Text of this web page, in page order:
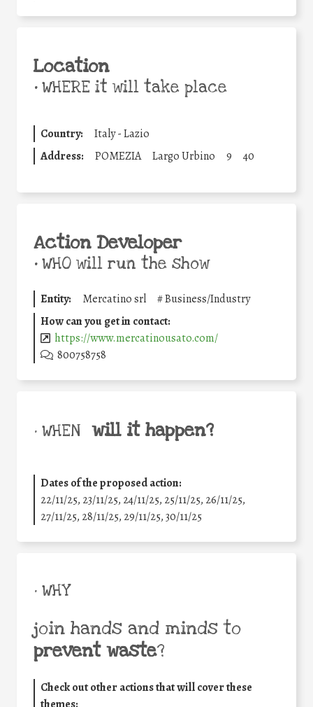
Location
•WHERE it will take place
Country:
Italy - Lazio
Address:
POMEZIA Largo Urbino 9 40
Action Developer
•WHO will run the show
Entity: Mercatino srl #Business/Industry
How can you get in contact:
https://www.mercatinousato.com/
800758758
• WHEN will it happen?
Dates of the proposed action:
22/11/25, 23/11/25, 24/11/25, 25/11/25, 26/11/25,
27/11/25, 28/11/25, 29/11/25,30/11/25
• WHY
join hands and minds to
prevent waste?
Check out other actions that will cover these